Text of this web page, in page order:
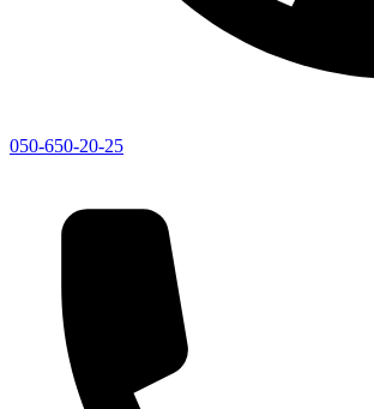
050-650-20-25